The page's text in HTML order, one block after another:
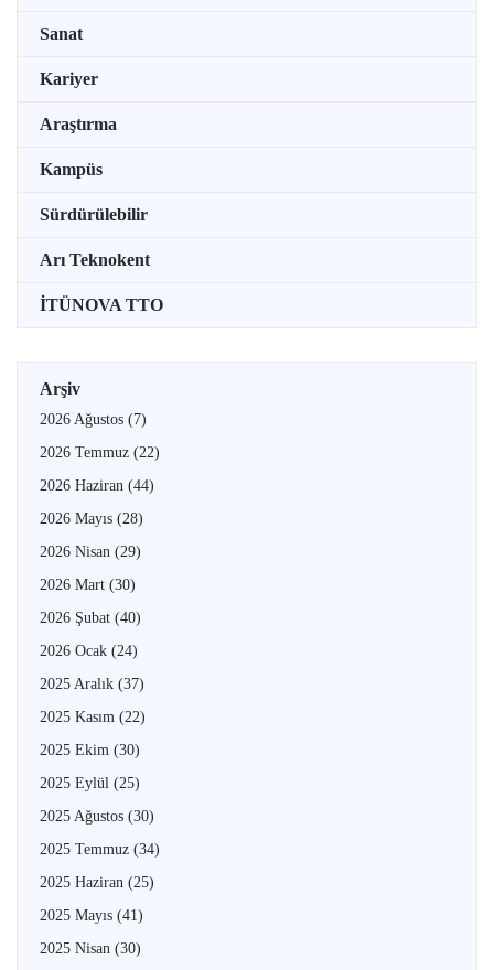
Sanat
Kariyer
Araştırma
Kampüs
Sürdürülebilir
Arı Teknokent
İTÜNOVA TTO
Arşiv
2026 Ağustos (7)
2026 Temmuz (22)
2026 Haziran (44)
2026 Mayıs (28)
2026 Nisan (29)
2026 Mart (30)
2026 Şubat (40)
2026 Ocak (24)
2025 Aralık (37)
2025 Kasım (22)
2025 Ekim (30)
2025 Eylül (25)
2025 Ağustos (30)
2025 Temmuz (34)
2025 Haziran (25)
2025 Mayıs (41)
2025 Nisan (30)